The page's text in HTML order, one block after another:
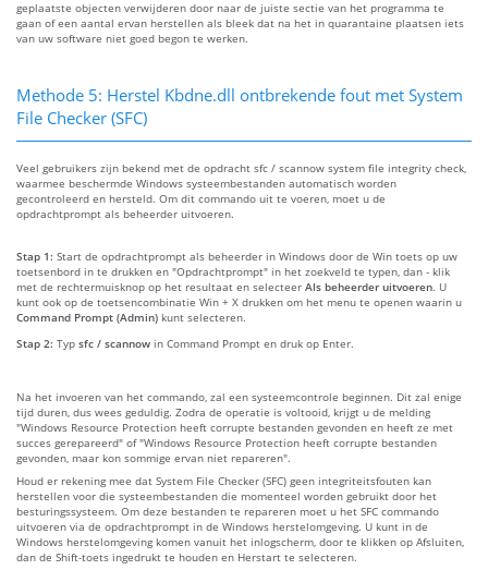
geplaatste objecten verwijderen door naar de juiste sectie van het programma te
gaan of een aantal ervan herstellen als bleek dat na het in quarantaine plaatsen iets
van uw software niet goed begon te werken.
Methode 5: Herstel Kbdne.dll ontbrekende fout met System
File Checker (SFC)
Veel gebruikers zijn bekend met de opdracht sfc / scannow system file integrity check,
waarmee beschermde Windows systeembestanden automatisch worden
gecontroleerd en hersteld. Om dit commando uit te voeren, moet u de
opdrachtprompt als beheerder uitvoeren.
Stap 1: Start de opdrachtprompt als beheerder in Windows door de Win toets op uw
toetsenbord in te drukken en "Opdrachtprompt" in het zoekveld te typen, dan - klik
met de rechtermuisknop op het resultaat en selecteer Als beheerder uitvoeren. U
kunt ook op de toetsencombinatie Win + X drukken om het menu te openen waarin u
Command Prompt (Admin) kunt selecteren.
Stap 2: Typ sfc / scannow in Command Prompt en druk op Enter.
Na het invoeren van het commando, zal een systeemcontrole beginnen. Dit zal enige
tijd duren, dus wees geduldig. Zodra de operatie is voltooid, krijgt u de melding
"Windows Resource Protection heeft corrupte bestanden gevonden en heeft ze met
succes gerepareerd" of "Windows Resource Protection heeft corrupte bestanden
gevonden, maar kon sommige ervan niet repareren".
Houd er rekening mee dat System File Checker (SFC) geen integriteitsfouten kan
herstellen voor die systeembestanden die momenteel worden gebruikt door het
besturingssysteem. Om deze bestanden te repareren moet u het SFC commando
uitvoeren via de opdrachtprompt in de Windows herstelomgeving. U kunt in de
Windows herstelomgeving komen vanuit het inlogscherm, door te klikken op Afsluiten,
dan de Shift-toets ingedrukt te houden en Herstart te selecteren.